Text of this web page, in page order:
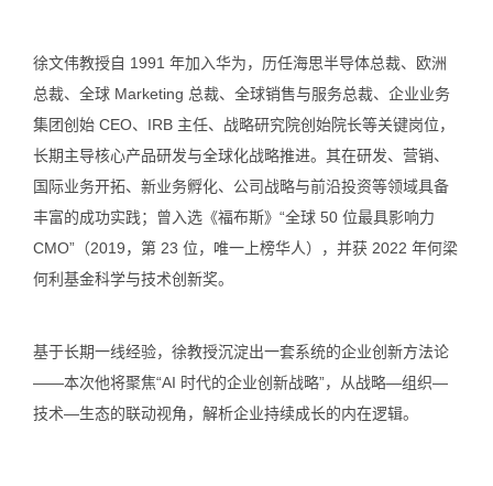
徐文伟教授自 1991 年加入华为，历任海思半导体总裁、欧洲
总裁、全球 Marketing 总裁、全球销售与服务总裁、企业业务
集团创始 CEO、IRB 主任、战略研究院创始院长等关键岗位，
长期主导核心产品研发与全球化战略推进。其在研发、营销、
国际业务开拓、新业务孵化、公司战略与前沿投资等领域具备
丰富的成功实践；曾入选《福布斯》“全球 50 位最具影响力
CMO”（2019，第 23 位，唯一上榜华人），并获 2022 年何梁
何利基金科学与技术创新奖。
基于长期一线经验，徐教授沉淀出一套系统的企业创新方法论
——本次他将聚焦“AI 时代的企业创新战略”，从战略—组织—
技术—生态的联动视角，解析企业持续成长的内在逻辑。